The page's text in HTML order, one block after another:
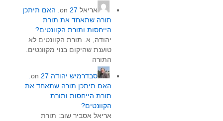
אריאלon
27. האם תיתכן
תורה שתאחד את תורת
הייחסות ותורת הקוונטים?
יהודה, א. תורת הקוונטים לא
טוענת שהיקום בנוי מקוונטים.
התורה
סבדרמיש יהודה
27.
האם תיתכן תורה שתאחד את
תורת הייחסות ותורת
הקוונטים?
אריאל אסביר שוב: תורת